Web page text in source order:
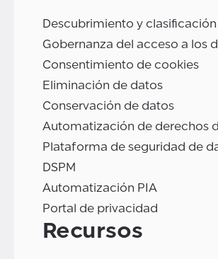
Descubrimiento y
Gobernanza del acceso a los
Consentimiento de cookies
Eliminación de datos
Conservación de datos
Automatización de derechos
Plataforma de seguridad de
DSPM
Automatización PIA
Portal de privacidad
Recursos